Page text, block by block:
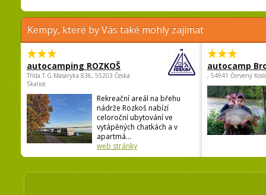
Kempy, které by Vás také mohly zajímat
autocamping ROZKOŠ
Třída.T.G.Masaryka 836, 55203 Česká
Skalice
Rekreační areál na břehu
nádrže Rozkoš nabízí
celoroční ubytování ve
vytápěných chatkách a v
apartmá...
web stránky
autocamp
, 54941 Červený